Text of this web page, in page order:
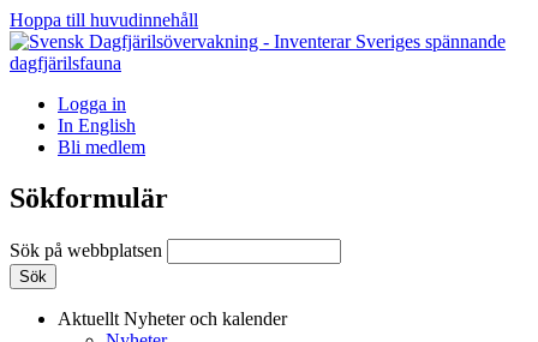
Hoppa till huvudinnehåll
Logga in
In English
Bli medlem
Sökformulär
Sök på webbplatsen
Aktuellt Nyheter och kalender